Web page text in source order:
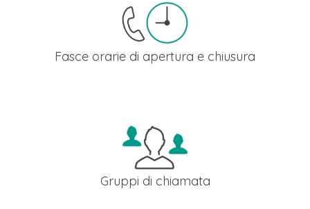
Fasce orarie di apertura e chiusura
Gruppi di chiamata